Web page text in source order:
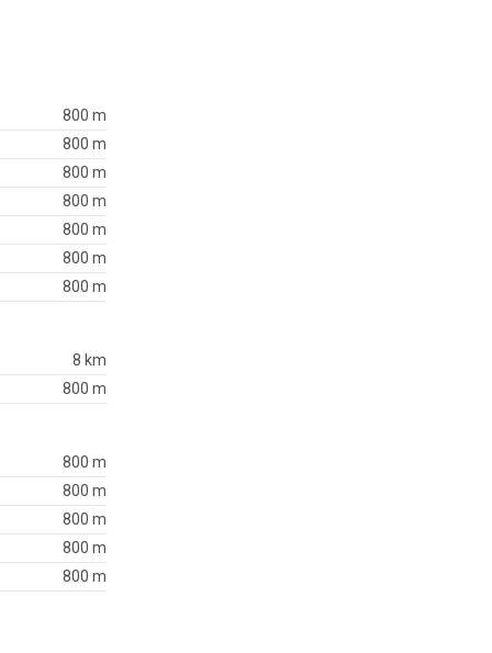
800 m
800 m
800 m
800 m
800 m
800 m
800 m
8 km
800 m
800 m
800 m
800 m
800 m
800 m